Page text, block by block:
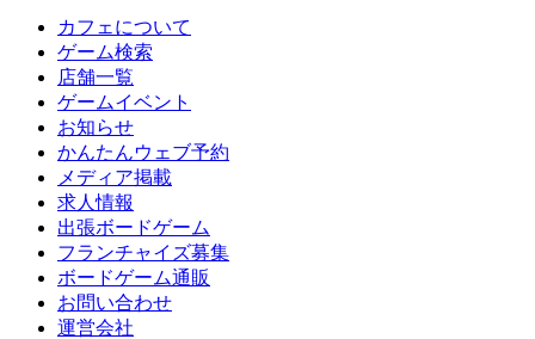
カフェについて
ゲーム検索
店舗一覧
ゲームイベント
お知らせ
かんたんウェブ予約
メディア掲載
求人情報
出張ボードゲーム
フランチャイズ募集
ボードゲーム通販
お問い合わせ
運営会社